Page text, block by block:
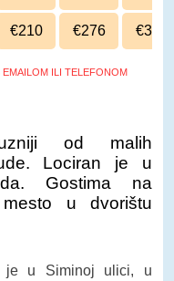
€210 €276 €340
ILI TELEFONOM
od malih
Lociran je u
Gostima na
u dvorištu
je u Siminoj ulici, u